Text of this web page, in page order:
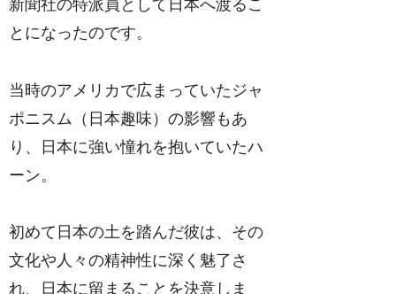
新聞社の特派員として日本へ渡るこ
とになったのです。
当時のアメリカで広まっていたジャ
ポニスム（日本趣味）の影響もあ
り、日本に強い憧れを抱いていたハ
ーン。
初めて日本の土を踏んだ彼は、その
文化や人々の精神性に深く魅了さ
れ、日本に留まることを決意しま